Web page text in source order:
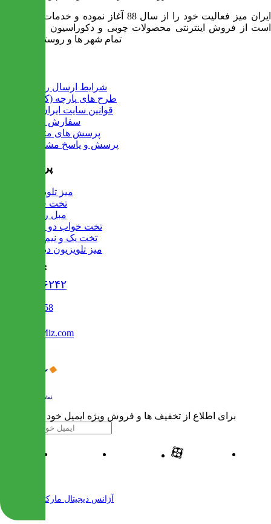
ایران میز فعالیت خود را از سال 88 آغاز نموده و خدمات آن عبارت
است از فروش اینترنتی محصولات چوبی و دکوراسیون و ارسال به
تمام شهر ها و روستاهای کشور
شرایط ارسال رایگان
طرح های پارچه (کالیته)
قوانین سایت ایران میز
سفارش عمده
پرسش های متداول
پرسش و پاسخ مشتریان
پرفروش ها
میز تلویزیون
تخت خواب
مبل راحتی
تخت خواب دو طبقه
تخت یک و نیم نفره
میز تلویزیون دیواری
تماس با ما :
۰۲۱۹۱۳۰۶۲۴۲
02122509458
Info@IranMiz.com
برای اطلاع از تخفیف ها و فروش ویژه ایمیل خود را وارد کنید
آژانس دیجیتال مارکتینگ مهرنت